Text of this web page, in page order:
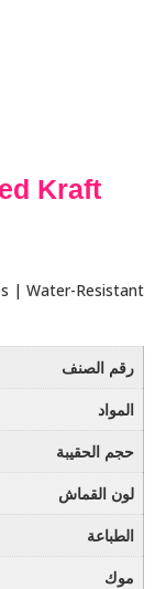
Kraft
| Water-Resistant
رقم الصنف
المواد
حجم الحقيبة
لون القماش
الطباعة
موك